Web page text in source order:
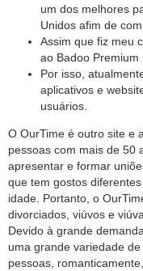
um dos melhores
Unidos afim de
Assim que fiz meu
ao Badoo Premium
Por isso,
aplicativos e
usuários.
O OurTime é outro site e
pessoas com mais de 50
apresentar e formar
que tem gostos
idade. Portanto, o
divorciados, viúvos e
Devido à grande
uma grande variedade
pessoas,